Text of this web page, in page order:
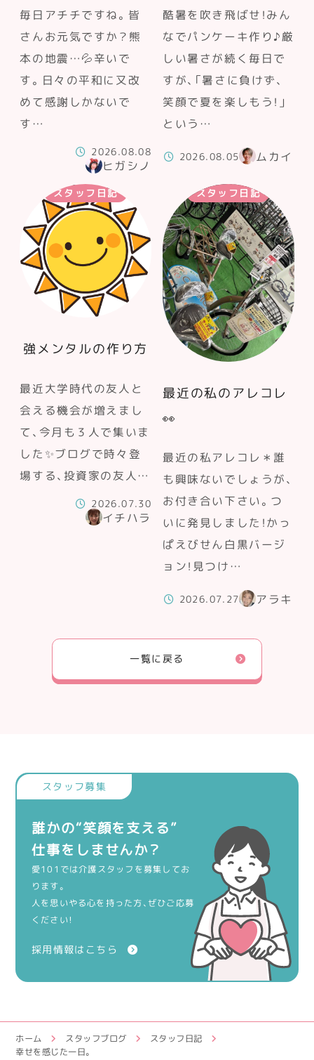
毎日アチチですね。皆
さんお元気ですか？熊
本の地震…💦辛いで
す。日々の平和に又改
めて感謝しかないで
す…
2026.08.08
ヒガシノ
酷暑を吹き飛ばせ！みん
なでパンケーキ作り♪厳
しい暑さが続く毎日で
すが、「暑さに負けず、
笑顔で夏を楽しもう！」
という…
2026.08.05 ムカイ
スタッフ日記
強メンタルの作り方
最近大学時代の友人と
会える機会が増えまし
て、今月も３人で集いま
した✨ブログで時々登
場する、投資家の友人…
2026.07.30
イチハラ
スタッフ日記
最近の私のアレコレ
👀
最近の私アレコレ＊誰
も興味ないでしょうが、
お付き合い下さい。つ
いに発見しました！かっ
ぱえびせん白黒バージ
ョン！見つけ…
2026.07.27 アラキ
一覧に戻る
誰かの“笑顔を支える”
仕事をしませんか？
愛101では介護スタッフを募集してお
ります。
人を思いやる心を持った方、ぜひご応募
ください！
採用情報はこちら
ホーム スタッフブログ
スタッフ日記
幸せを感じた一日。